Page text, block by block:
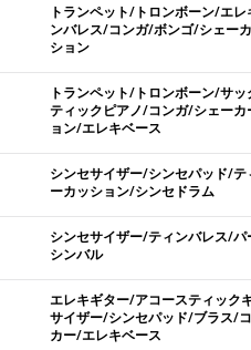
トランペット/トロンボーン/エ
ンバレス/コンガ/ボンゴ/シェー
ション
トランペット/トロンボーン/サ
ティックピアノ/コンガ/シェー
ョン/エレキベース
シンセサイザー/シンセパッド/
ーカッション/シンセドラム
シンセサイザー/ティンバレス/
シンバル
エレキギター/アコースティック
サイザー/シンセパッド/ブラス/
カー/エレキベース